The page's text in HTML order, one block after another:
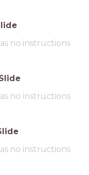
no instructions
no instructions
no instructions